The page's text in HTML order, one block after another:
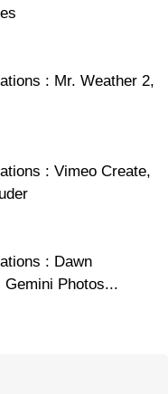
: Mr. Weather 2,
: Vimeo Create,
: Dawn
Gemini Photos...